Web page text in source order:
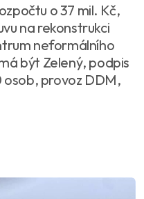
o 37 mil. Kč,
na rekonstrukci
neformálního
být Zelený, podpis
osob, provoz DDM,